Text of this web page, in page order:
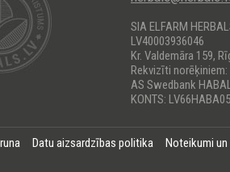
SIA ELFARM
LV40003936046
Kr. Valdemāra 159,
Rekvizīti norēķiniem:
AS Swedbank
KONTS:
Datu aizsardzības politika Noteikumi